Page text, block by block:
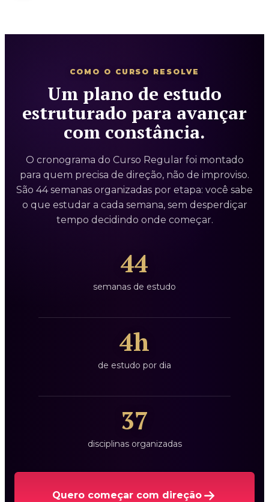
COMO O CURSO RESOLVE
Um plano de estudo
estruturado para avançar
com constância.
O cronograma do Curso Regular foi montado
para quem precisa de direção, não de improviso.
São 44 semanas organizadas por etapa: você sabe
o que estudar a cada semana, sem desperdiçar
tempo decidindo onde começar.
44
semanas de estudo
4h
de estudo por dia
37
disciplinas organizadas
Quero começar com direção